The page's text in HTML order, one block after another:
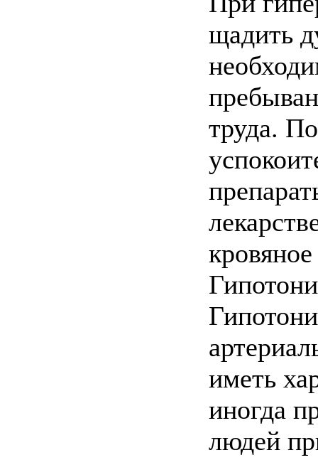
щадить
труда.
иметь
иногда
людей